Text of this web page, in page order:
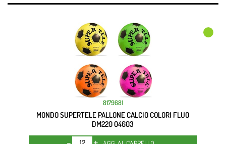
8179681
MONDO SUPERTELE PALLONE CALCIO COLORI FLUO
DM220 04603
Quantità